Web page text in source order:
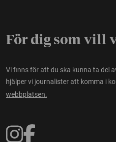
För dig som vill
Vi finns för att du ska kunna ta del
hjälper vi journalister att komma i
webbplatsen.